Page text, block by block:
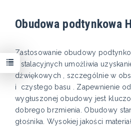
Obudowa podtynkowa
Zastosowanie obudowy
instalacyjnych umożliwia
dźwiękowych , szczególnie w
i czystego basu . Zapewnienie
wygłuszonej obudowy jest
dobrego brzmienia. Obudowy
głośnika. Wysokiej jakości